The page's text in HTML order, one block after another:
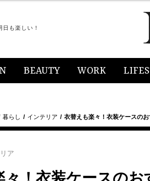
も楽しい！
BEAUTY WORK
暮らし インテリア 衣替えも楽々！衣装ケースの
ア